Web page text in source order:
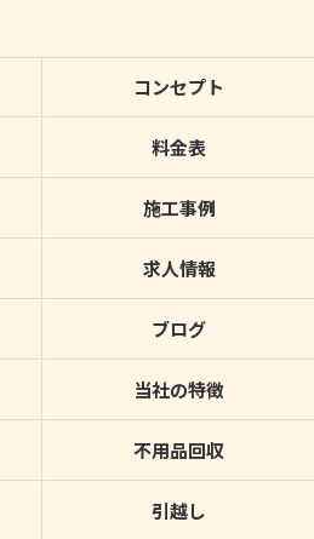
コンセプト
料金表
施工事例
求人情報
ブログ
当社の特徴
不用品回収
引越し